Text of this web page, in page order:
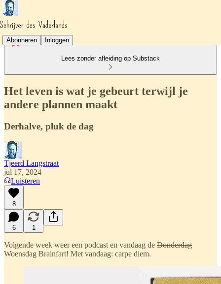
Abonneren Inloggen
Lees zonder afleiding op Substack
Het leven is wat je gebeurt terwijl je
andere plannen maakt
Derhalve, pluk de dag
Tjeerd Langstraat
jul 17, 2024
Luisteren
8
6 1
Volgende week weer een podcast en vandaag de Donderdag
Woensdag Brainfart! Met vandaag: carpe diem.